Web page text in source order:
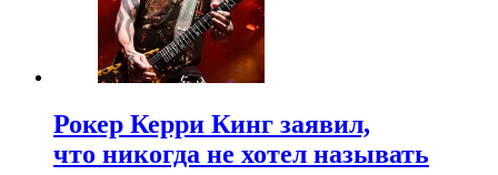
Рокер Керри Кинг заявил,
что никогда не хотел называть